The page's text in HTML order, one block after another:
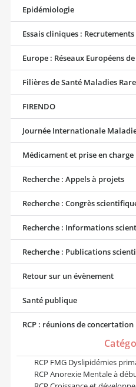
Epidémiologie
Essais cliniques :
Europe : Réseaux Européens
Filières de Santé Maladies
FIRENDO
Journée Internationale
Médicament et prise en charge
Recherche : Appels à projets
Recherche : Congrès
Recherche : Informations
Recherche : Publications
Retour sur un évènement
Santé publique
RCP : réunions de
RCP FMG Dyslipidémies
RCP Anorexie Mentale à